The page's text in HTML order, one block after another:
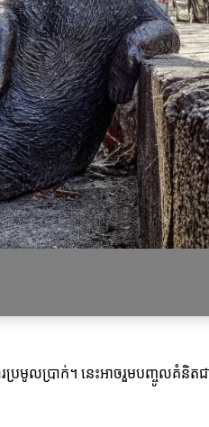
មូលប្រាក់។ នេះអាចរួមបញ្ចូលគំនិត